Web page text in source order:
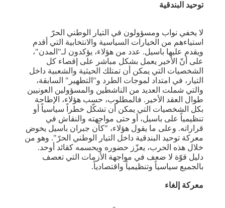
توحيد البندقية
لا يخفي نواب ومسؤولون في التيار الوطني الحرّ
استياءهم من الخيارات السياسية والانتخابية التي أقدم
ويقدم عليها باسيل. عدد من هؤلاء، يؤكدون لـ"المدن"،
على أنّ الأخير يعمل بشكل مباشر على إقصاء كل
الشخصيات التي يمكن أن تمتلك الحيثية والشعبية داخل
التيار، في امتداد لموجات الطرد و"التطهير" السابقة،
والتي شملت العديد من الناشطين والمسؤولين العونيين
طوال العقد الأخير. فالمطلوب، حسب هؤلاء، الإطاحة
بكل الشخصيات التي يمكن أن تشكّل خطراً سياسياً أو
تنظيمياً على باسيل، أو حتى مواجهته والنقاش في
قراراته. وعلى ما يقول هؤلاء، "كأن جبران باسيل يخوض
معركة توحيد البندقية داخل التيار الوطني الحرّ". وهو من
خلال هذه الحرب، يعزّز حضوره ويحسمه كقائد أوحد.
دليل قوّة لا ضعف في مواجهة الأزمات التي تعصف
بالجميع سياسياً وتنظيمياً واقتصادياً.
معركة إلغاء